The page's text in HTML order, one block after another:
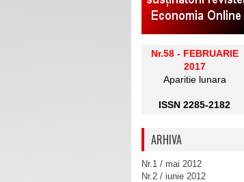
Nr.58 - FEBRUARIE
2017
Aparitie lunara
ISSN 2285-2182
ARHIVA
Nr.1 / mai 2012
Nr.2 / iunie 2012